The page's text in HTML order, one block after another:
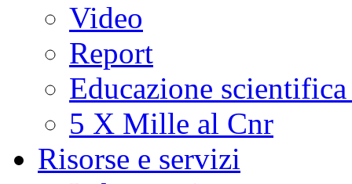
Video
Report
Educazione
5 X Mille al Cnr
Risorse e servizi